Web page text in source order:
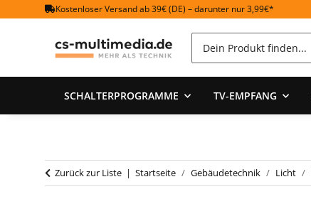
Kostenloser Versand ab 39€ (DE) – darunter nur 3,99€*
SCHALTERPROGRAMME TV-EMPFANG
Zurück zur Liste Startseite Gebäudetechnik Licht